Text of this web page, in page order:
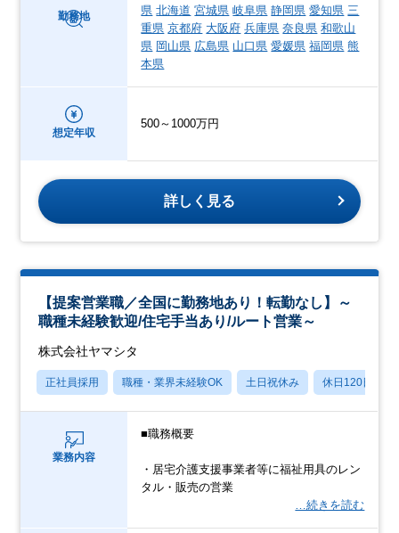
勤務地
県 北海道 宮城県 岐阜県 静岡県 愛知県 三
重県 京都府 大阪府 兵庫県 奈良県 和歌山
県 岡山県 広島県 山口県 愛媛県 福岡県 熊
本県
想定年収
500～1000万円
詳しく見る
【提案営業職／全国に勤務地あり！転勤なし】～
職種未経験歓迎/住宅手当あり/ルート営業～
株式会社ヤマシタ
正社員採用 職種・業界未経験OK 土日祝休み 休日120日以上
業務内容
■職務概要
・居宅介護支援事業者等に福祉用具のレン
タル・販売の営業
…続きを読む